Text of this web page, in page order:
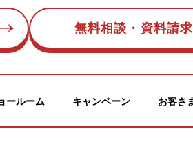
無料相談・資料請
ールーム キャンペーン お客さ